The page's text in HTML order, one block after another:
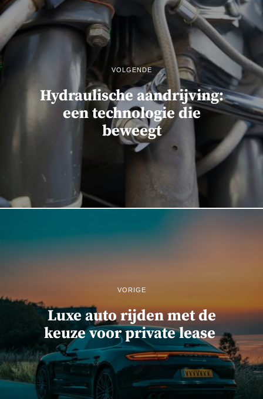
VOLGENDE
Hydraulische aandrijving:
een technologie die
beweegt
VORIGE
Luxe auto rijden met de
keuze voor private lease